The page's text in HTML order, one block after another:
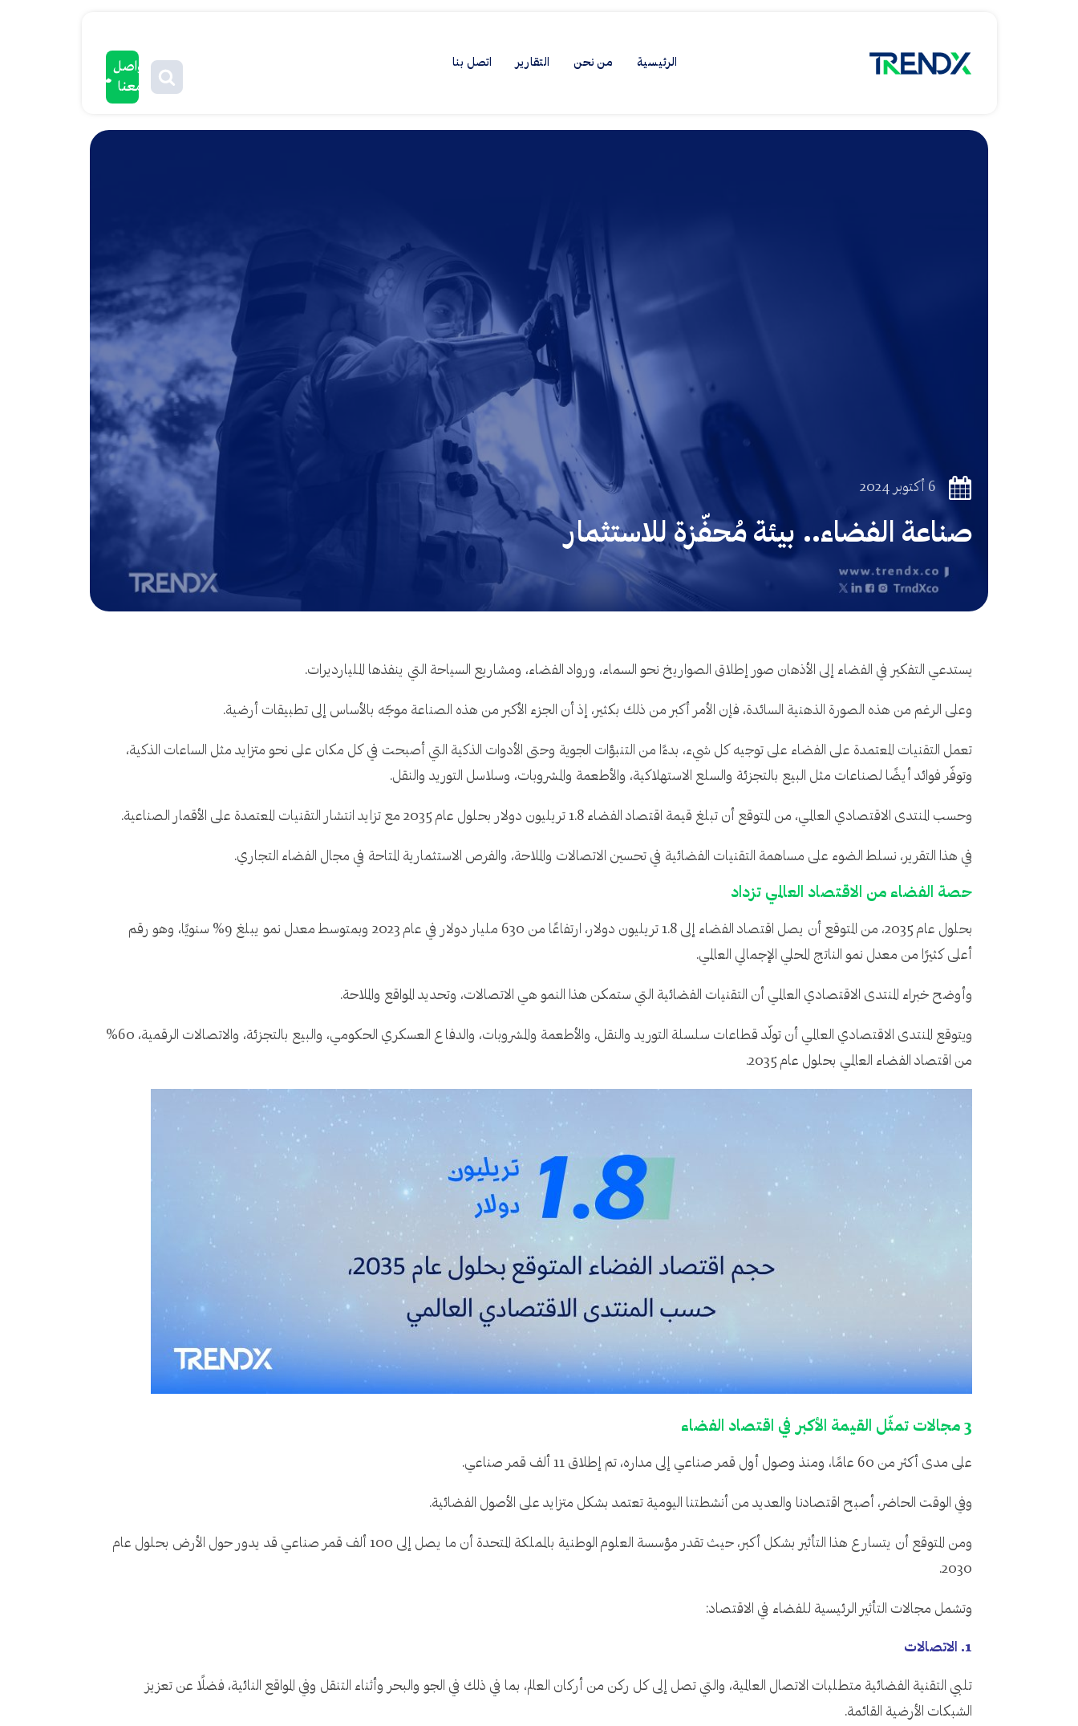
الرئيسية من نحن التقارير اتصل بنا
تواصل
معنا
6 أكتوبر 2024
صناعة الفضاء.. بيئة مُحفّزة للاستثمار
يستدعي التفكير في الفضاء إلى الأذهان صور إطلاق الصواريخ نحو السماء، ورواد الفضاء، ومشاريع السياحة التي ينفذها المليارديرات.
وعلى الرغم من هذه الصورة الذهنية السائدة، فإن الأمر أكبر من ذلك بكثير، إذ أن الجزء الأكبر من هذه الصناعة موجّه بالأساس إلى تطبيقات أرضية.
تعمل التقنيات المعتمدة على الفضاء على توجيه كل شيء، بدءًا من التنبؤات الجوية وحتى الأدوات الذكية التي أصبحت في كل مكان على نحو متزايد مثل الساعات الذكية،
وتوفّر فوائد أيضًا لصناعات مثل البيع بالتجزئة والسلع الاستهلاكية، والأطعمة والمشروبات، وسلاسل التوريد والنقل.
وحسب المنتدى الاقتصادي العالمي، من المتوقع أن تبلغ قيمة اقتصاد الفضاء 1.8 تريليون دولار بحلول عام 2035 مع تزايد انتشار التقنيات المعتمدة على الأقمار الصناعية.
في هذا التقرير، نسلط الضوء على مساهمة التقنيات الفضائية في تحسين الاتصالات والملاحة، والفرص الاستثمارية المتاحة في مجال الفضاء التجاري.
حصة الفضاء من الاقتصاد العالمي تزداد
بحلول عام 2035، من المتوقع أن يصل اقتصاد الفضاء إلى 1.8 تريليون دولار، ارتفاعًا من 630 مليار دولار في عام 2023 وبمتوسط ​​معدل نمو يبلغ 9% سنويًا، وهو رقم
أعلى كثيرًا من معدل نمو الناتج المحلي الإجمالي العالمي.
وأوضح خبراء المنتدى الاقتصادي العالمي أن التقنيات الفضائية التي ستمكن هذا النمو هي الاتصالات، وتحديد المواقع والملاحة.
ويتوقع المنتدى الاقتصادي العالمي أن تولّد قطاعات سلسلة التوريد والنقل، والأطعمة والمشروبات، والدفاع العسكري الحكومي، والبيع بالتجزئة، والاتصالات الرقمية، 60%
من اقتصاد الفضاء العالمي بحلول عام 2035.
3 مجالات تمثّل القيمة الأكبر في اقتصاد الفضاء
على مدى أكثر من 60 عامًا، ومنذ وصول أول قمر صناعي إلى مداره، تم إطلاق 11 ألف قمر صناعي.
وفي الوقت الحاضر، أصبح اقتصادنا والعديد من أنشطتنا اليومية تعتمد بشكل متزايد على الأصول الفضائية.
ومن المتوقع أن يتسارع هذا التأثير بشكل أكبر، حيث تقدر مؤسسة العلوم الوطنية بالمملكة المتحدة أن ما يصل إلى 100 ألف قمر صناعي قد يدور حول الأرض بحلول عام
2030.
وتشمل مجالات التأثير الرئيسية للفضاء في الاقتصاد:
1. الاتصالات
تلبي التقنية الفضائية متطلبات الاتصال العالمية، والتي تصل إلى كل ركن من أركان العالم، بما في ذلك في الجو والبحر وأثناء التنقل وفي المواقع النائية، فضلًا عن تعزيز
الشبكات الأرضية القائمة.